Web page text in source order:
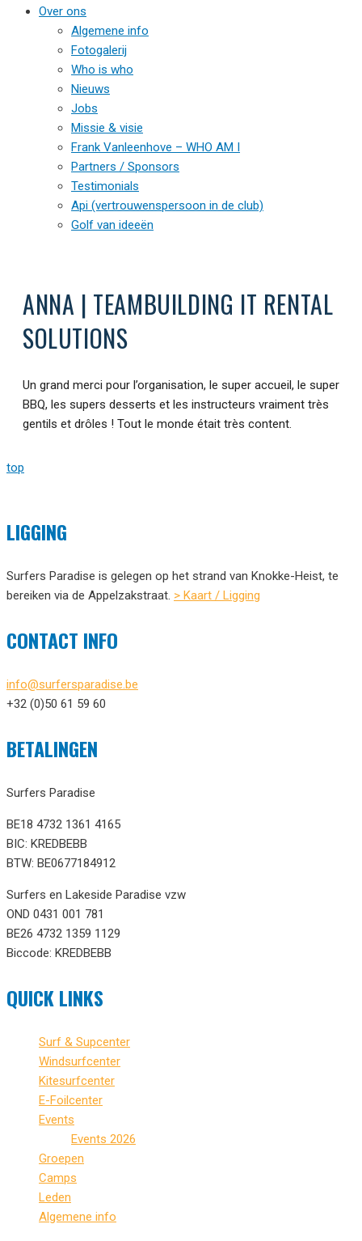
Over ons
Algemene info
Fotogalerij
Who is who
Nieuws
Jobs
Missie & visie
Frank Vanleenhove – WHO AM I
Partners / Sponsors
Testimonials
Api (vertrouwenspersoon in de club)
Golf van ideeën
ANNA | TEAMBUILDING IT RENTAL
SOLUTIONS
Un grand merci pour l’organisation, le super accueil, le super
BBQ, les supers desserts et les instructeurs vraiment très
gentils et drôles ! Tout le monde était très content.
top
LIGGING
Surfers Paradise is gelegen op het strand van Knokke-Heist, te
bereiken via de Appelzakstraat. > Kaart / Ligging
CONTACT INFO
info@surfersparadise.be
+32 (0)50 61 59 60
BETALINGEN
Surfers Paradise
BE18 4732 1361 4165
BIC: KREDBEBB
BTW: BE0677184912
Surfers en Lakeside Paradise vzw
OND 0431 001 781
BE26 4732 1359 1129
Biccode: KREDBEBB
QUICK LINKS
Surf & Supcenter
Windsurfcenter
Kitesurfcenter
E-Foilcenter
Events
Events 2026
Groepen
Camps
Leden
Algemene info